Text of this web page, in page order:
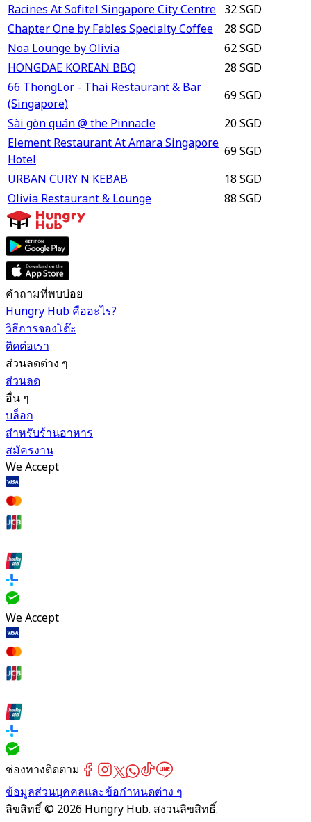
Racines At Sofitel Singapore City Centre 32 SGD
Chapter One by Fables Specialty Coffee
28 SGD
Noa Lounge by Olivia
62 SGD
HONGDAE KOREAN BBQ
28 SGD
66 ThongLor - Thai Restaurant & Bar
(Singapore)
69 SGD
Sài gòn quán @ the Pinnacle
20 SGD
Element Restaurant At Amara Singapore
Hotel
69 SGD
URBAN CURY N KEBAB
18 SGD
Olivia Restaurant & Lounge
88 SGD
คำถามที่พบบ่อย
Hungry Hub คืออะไร?
วิธีการจองโต๊ะ
ติดต่อเรา
ส่วนลดต่าง ๆ
ส่วนลด
อื่น ๆ
บล็อก
สำหรับร้านอาหาร
สมัครงาน
We Accept
We Accept
ช่องทางติดตาม
ข้อมูลส่วนบุคคลและข้อกำหนดต่าง ๆ
ลิขสิทธิ์ © 2026 Hungry Hub. สงวนลิขสิทธิ์.